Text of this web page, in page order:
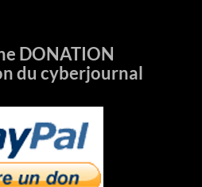
DONATION
du cyberjournal